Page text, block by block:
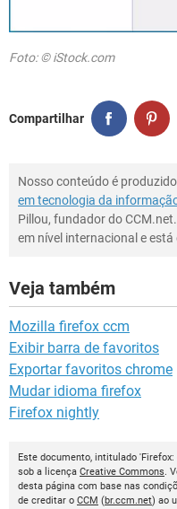
Foto: © iStock.com
Compartilhar
Nosso conteúdo é
em tecnologia da
Pillou, fundador do
em nível internacional e
Veja também
Mozilla firefox ccm
Exibir barra de favoritos
Exportar favoritos chrome
Mudar idioma firefox
Firefox nightly
Este documento, intitulado
sob a licença Creative Commons.
desta página com base nas
de creditar o CCM (br.ccm.net) ao